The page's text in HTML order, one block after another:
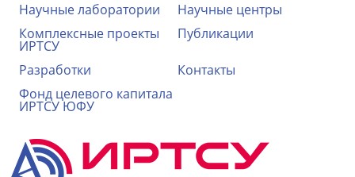
Научные лаборатории
Научные центры
Комплексные проекты
ИРТСУ
Публикации
Разработки
Контакты
Фонд целевого капитала
ИРТСУ ЮФУ